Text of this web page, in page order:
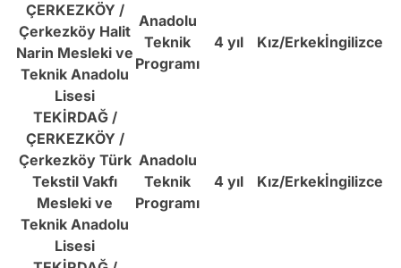
ÇERKEZKÖY /
Çerkezköy Halit
Narin Mesleki ve
Teknik Anadolu
Lisesi
Anadolu
Teknik
Programı
4 yıl Kız/Erkekİngilizce
TEKİRDAĞ /
ÇERKEZKÖY /
Çerkezköy Türk
Tekstil Vakfı
Mesleki ve
Teknik Anadolu
Lisesi
Anadolu
Teknik
Programı
4 yıl Kız/Erkekİngilizce